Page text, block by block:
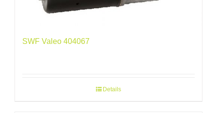
SWF Valeo 404067
Details